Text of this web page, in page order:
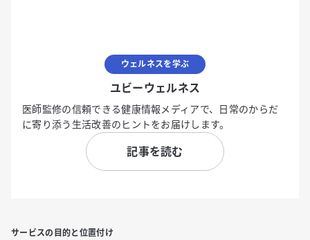
ウェルネスを学ぶ
ユビーウェルネス
医師監修の信頼できる健康情報メディアで、日常のからだ
に寄り添う生活改善のヒントをお届けします。
記事を読む
サービスの目的と位置付け